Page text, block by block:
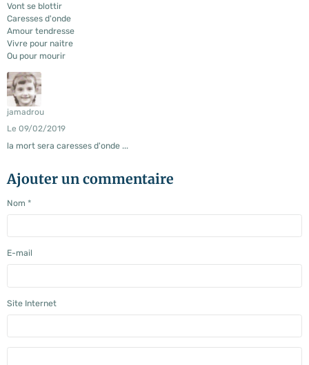
Vont se blottir
Caresses d'onde
Amour tendresse
Vivre pour naitre
Ou pour mourir
jamadrou
Le 09/02/2019
la mort sera caresses d'onde ...
Ajouter un commentaire
Nom
E-mail
Site Internet